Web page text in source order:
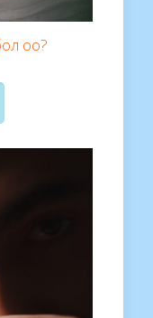
оо?